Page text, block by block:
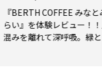
COFFEE みなとみ
を体験レビュー！！人
離れて深呼吸。緑と